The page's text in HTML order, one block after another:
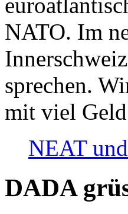
NATO. Im
sprechen.
mit viel
NEAT
DADA